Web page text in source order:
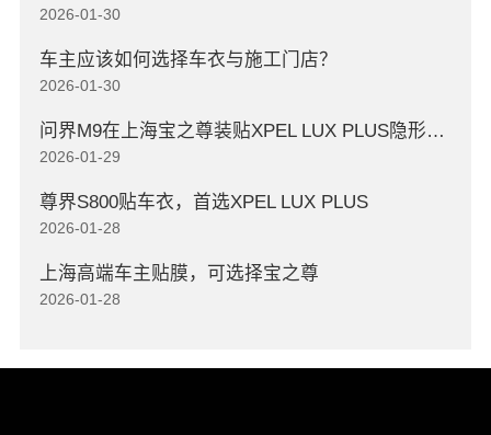
2026-01-30
车主应该如何选择车衣与施工门店？
2026-01-30
问界M9在上海宝之尊装贴XPEL LUX PLUS隐形车衣
2026-01-29
尊界S800贴车衣，首选XPEL LUX PLUS
2026-01-28
上海高端车主贴膜，可选择宝之尊
2026-01-28